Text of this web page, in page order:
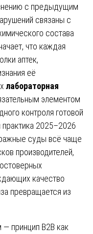
с предыдущим
связаны с
состава
что каждая
аптек,
её
лабораторная
элементом
контроля готовой
2025–2026
суды всё чаще
производителей,
качество
превращается из
принцип B2B как